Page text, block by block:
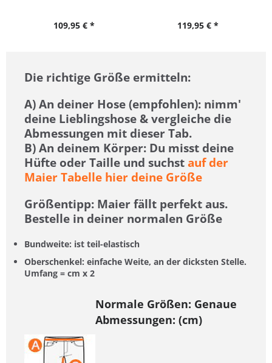
109,95 € * 119,95 € *
Die richtige Größe ermitteln:
A)An deiner Hose (empfohlen): nimm'
deine Lieblingshose & vergleiche die
Abmessungen mit dieser Tab.
B)An deinem Körper: Du misst deine
Hüfte oder Taille und suchstauf der
Maier Tabelle hier deine Größe
Größentipp: Maier fällt perfekt aus.
Bestelle in deiner normalen Größe
Bundweite: ist teil-elastisch
Oberschenkel: einfache Weite, an der dicksten Stelle.
Umfang = cm x 2
Normale Größen: Genaue
Abmessungen: (cm)